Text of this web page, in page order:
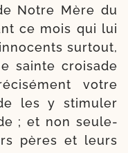
Notre Mère du
ce mois qui lui
sur­tout,
sainte croi­sade
votre
les y sti­mu­ler
; et non seule­
pères et leurs